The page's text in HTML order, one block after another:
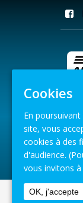
6
Cookies
En
site, vous
cookies à des
d'audience.
vous invitons
OK, j'accepte